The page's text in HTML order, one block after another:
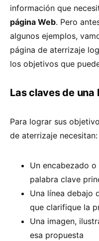
información que
página Web. Pero
algunos ejemplos,
página de aterrizaje
los objetivos que
Las claves de
Para lograr sus
de aterrizaje necesitan:
Un encabezado
palabra clave
Una línea debajo
que clarifique la
Una imagen,
esa propuesta